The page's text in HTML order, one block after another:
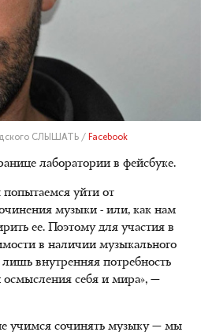
СЛЫШАТЬ / Facebook
лаборатории в фейсбуке.
уйти от
музыки - или, как нам
ее. Поэтому для участия в
в наличии музыкального
внутренняя потребность
осмысления себя и мира», —
учимся сочинять музыку — мы